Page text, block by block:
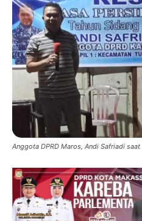
Anggota DPRD Maros, Andi Safriadi